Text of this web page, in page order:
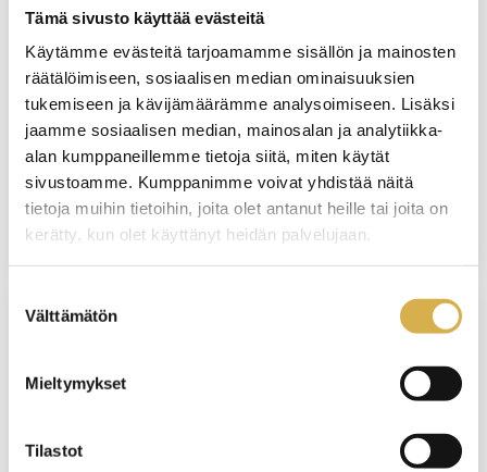
Tämä sivusto käyttää evästeitä
Käytämme evästeitä tarjoamamme sisällön ja mainosten
räätälöimiseen, sosiaalisen median ominaisuuksien
tukemiseen ja kävijämäärämme analysoimiseen. Lisäksi
jaamme sosiaalisen median, mainosalan ja analytiikka-
alan kumppaneillemme tietoja siitä, miten käytät
sivustoamme. Kumppanimme voivat yhdistää näitä
tietoja muihin tietoihin, joita olet antanut heille tai joita on
kerätty, kun olet käyttänyt heidän palvelujaan.
valinta
Välttämätön
Mieltymykset
Tilastot
perustutkinto, työvoimakoulutus (nro
26058289)
KOULUTUS ALKAA
24.8.2026
VIIMEINEN HAKUPÄIVÄ
19.8.2026
Asiakaspalveluun ravintola- ja
perustutkinto, osatutkinto